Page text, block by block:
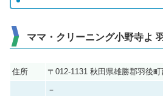
ママ・クリーニング小野寺よ
住所 〒012-1131 秋田県雄勝郡羽後
－